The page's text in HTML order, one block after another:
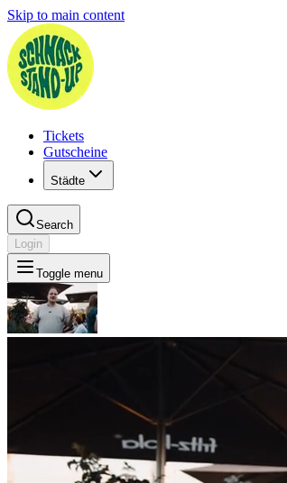
Skip to main content
Tickets
Gutscheine
Städte
Search
Login
Toggle menu